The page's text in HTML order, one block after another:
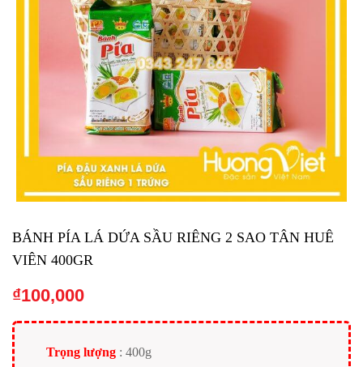
BÁNH PÍA LÁ DỨA SẦU RIÊNG 2 SAO TÂN HUÊ
VIÊN 400GR
₫100,000
Trọng lượng : 400g